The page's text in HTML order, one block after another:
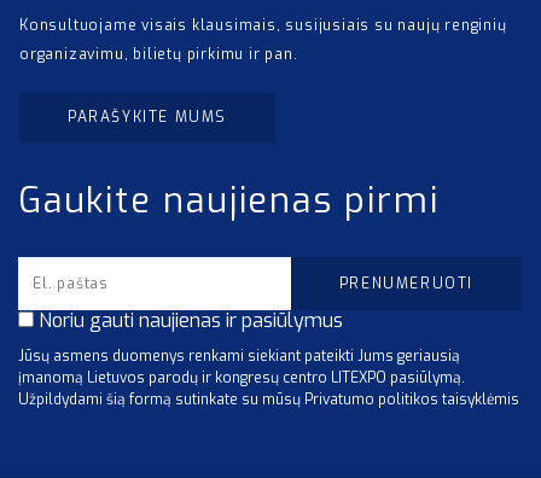
Konsultuojame visais klausimais, susijusiais su naujų renginių
organizavimu, bilietų pirkimu ir pan.
PARAŠYKITE MUMS
Gaukite naujienas pirmi
Noriu gauti naujienas ir pasiūlymus
Jūsų asmens duomenys renkami siekiant pateikti Jums geriausią
įmanomą Lietuvos parodų ir kongresų centro LITEXPO pasiūlymą.
Užpildydami šią formą sutinkate su mūsų Privatumo politikos taisyklėmis